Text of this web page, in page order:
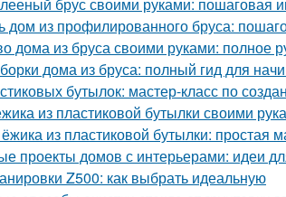
дом из профилированного бруса:
дома из бруса своими руками: полное
дома из бруса: полный гид для
бутылок: мастер-класс по
из пластиковой бутылки своими
из пластиковой бутылки: простая
проекты домов с интерьерами: идеи
Z500: как выбрать идеальную